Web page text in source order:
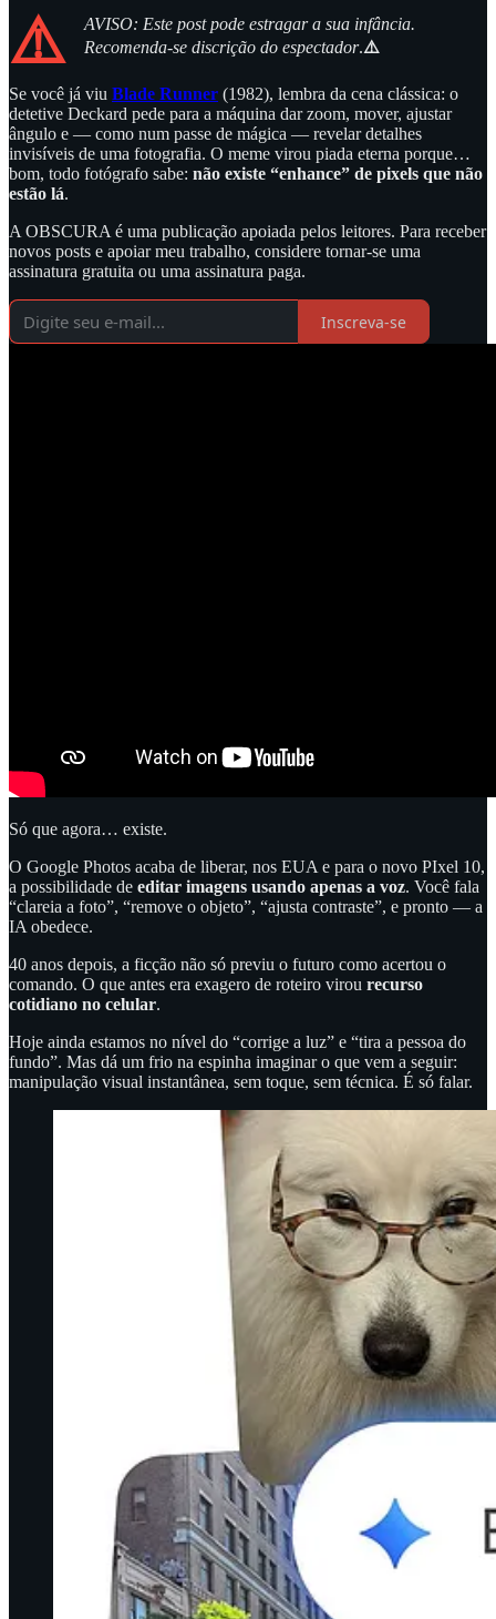
⚠️
AVISO: Este post pode estragar a sua infância.
Recomenda-se discrição do espectador.⚠️
Se você já viu Blade Runner (1982), lembra da cena clássica: o
detetive Deckard pede para a máquina dar zoom, mover, ajustar
ângulo e — como num passe de mágica — revelar detalhes
invisíveis de uma fotografia. O meme virou piada eterna porque…
bom, todo fotógrafo sabe: não existe “enhance” de pixels que não
estão lá.
A OBSCURA é uma publicação apoiada pelos leitores. Para receber
novos posts e apoiar meu trabalho, considere tornar-se uma
assinatura gratuita ou uma assinatura paga.
Inscreva-se
Só que agora… existe.
O Google Photos acaba de liberar, nos EUA e para o novo PIxel 10,
a possibilidade de editar imagens usando apenas a voz. Você fala
“clareia a foto”, “remove o objeto”, “ajusta contraste”, e pronto — a
IA obedece.
40 anos depois, a ficção não só previu o futuro como acertou o
comando. O que antes era exagero de roteiro virou recurso
cotidiano no celular.
Hoje ainda estamos no nível do “corrige a luz” e “tira a pessoa do
fundo”. Mas dá um frio na espinha imaginar o que vem a seguir:
manipulação visual instantânea, sem toque, sem técnica. É só falar.